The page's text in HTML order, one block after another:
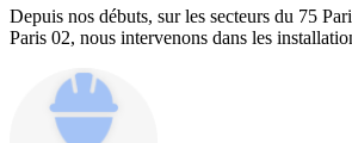
Depuis nos débuts, sur les secteurs du 75
Paris 02, nous intervenons dans les